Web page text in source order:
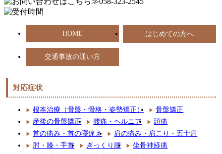
HOME はじめての方へ
交通事故の通い方
対応症状
根本治療（骨盤・骨格・姿勢矯正）
骨盤矯正
産後の骨盤矯正
腰痛・ヘルニア
頭痛
首の痛み・首の寝違え
肩の痛み・肩こり・五十肩
肘・膝・手首
ぎっくり腰
坐骨神経痛